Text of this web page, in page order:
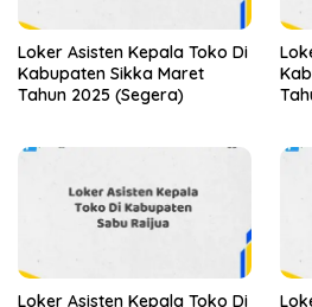
Loker Asisten Kepala Toko Di
Kabupaten Sikka Maret
Tahun 2025 (Segera)
Loker Asisten Kepala Toko Di